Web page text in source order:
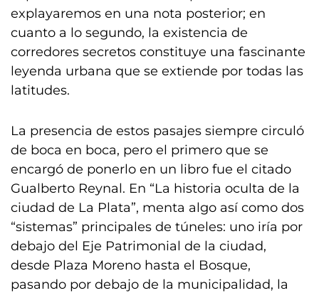
explayaremos en una nota posterior; en
cuanto a lo segundo, la existencia de
corredores secretos constituye una fascinante
leyenda urbana que se extiende por todas las
latitudes.
La presencia de estos pasajes siempre circuló
de boca en boca, pero el primero que se
encargó de ponerlo en un libro fue el citado
Gualberto Reynal. En “La historia oculta de la
ciudad de La Plata”, menta algo así como dos
“sistemas” principales de túneles: uno iría por
debajo del Eje Patrimonial de la ciudad,
desde Plaza Moreno hasta el Bosque,
pasando por debajo de la municipalidad, la